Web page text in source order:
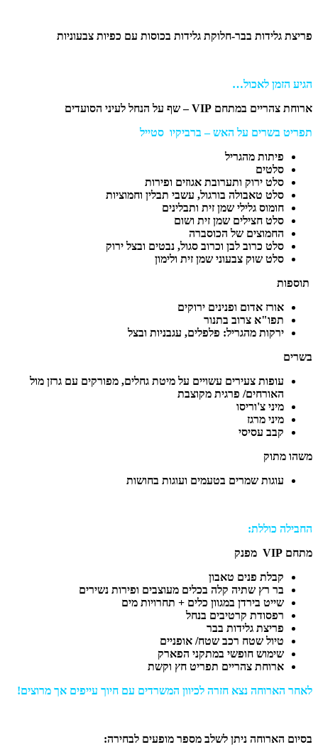
פריצת גלידות בבר-חלוקת גלידות בכוסות עם כפיות צבעוניות
הגיע הזמן לאכול…
ארוחת צהריים במתחם VIP– שף על הנחל לעיני הסועדים
תפריט בשרים על האש – ברביקיו סטייל
פיתות מהגריל
סלטים
סלט ירוק ותערובת אגוזים ופירות
סלט טאבולה בורגול, עשבי תבלין וחמוציות
חומוס גלילי שמן זית ותבלינים
סלט חצילים שמן זית ושום
החמוצים של הכוסברה
סלט כרוב לבן וכרוב סגול, נבטים ובצל ירוק
סלט שוק צבעוני שמן זית ולימון
תוספות
אורז אדום ופנינים ירוקים
תפו"א צרוב בתנור
ירקות מהגריל: פלפלים, עגבניות ובצל
בשרים
עופות צעירים עשויים על מיטת גחלים, מפורקים עם גרזן מול
האורחים/ פרגית מקוצבת
מיני צ'וריסו
מיני מרגז
קבב עסיסי
משהו מתוק
עוגות שמרים בטעמים ועוגות בחושות
החבילה כוללת:
מתחם VIP מפנק
קבלת פנים טאבון
בר רץ שתיה קלה בכלים מעוצבים ופירות נשירים
שייט בירדן במגוון כלים + תחרויות מים
רפסודת קרטיבים בנחל
פריצת גלידות בבר
טיול שטח רכב שטח/ אופניים
שימוש חופשי במתקני הפארק
ארוחת צהריים תפריט חץ וקשת
לאחר הארוחה נצא חזרה לכיוון המשרדים עם חיוך עייפים אך מרוצים!
בסיום הארוחה ניתן לשלב מספר מופעים לבחירה: